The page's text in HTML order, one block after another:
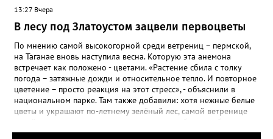
13:27 Вчера
В лесу под Златоустом зацвели первоцветы
По мнению самой высокогорной среди ветрениц – пермской,
на Таганае вновь наступила весна. Которую эта анемона
встречает как положено - цветами. «Растение сбила с толку
погода – затяжные дожди и относительное тепло. И повторное
цветение – просто реакция на этот стресс», - объяснили в
национальном парке. Там также добавили: хотя нежные белые
цветы и украшают по-летнему зелёный лес, самой ветренице
силы перед долгой зимовкой.